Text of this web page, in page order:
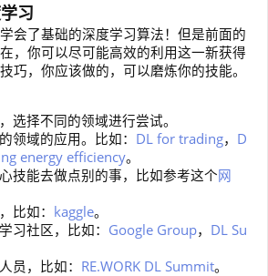
习
会了基础的深度学习算法！但是前面的
，你可以尽可能高效的利用这一新获得
巧，你应该做的，可以磨炼你的技能。
选择不同的领域进行尝试。
领域的应用。比如： DL for trading， D
energy efficiency。
技能去做点别的事，比如参考这个网
比如： kaggle。
习社区，比如： Google Group， DL Su
员，比如： RE.WORK DL Summit。